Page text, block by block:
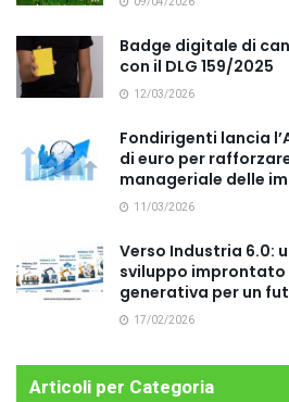
Badge digitale di
con il DLG 159/2025
12/03/2026
Fondirigenti lancia
di euro per
manageriale delle
11/03/2026
Verso Industria 6.0:
sviluppo
generativa per un
17/02/2026
Articoli per Categoria